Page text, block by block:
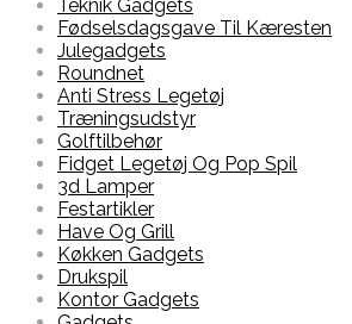
Teknik Gadgets
Fødselsdagsgave Til Kæresten
Julegadgets
Roundnet
Anti Stress Legetøj
Træningsudstyr
Golftilbehør
Fidget Legetøj Og Pop Spil
3d Lamper
Festartikler
Have Og Grill
Køkken Gadgets
Drukspil
Kontor Gadgets